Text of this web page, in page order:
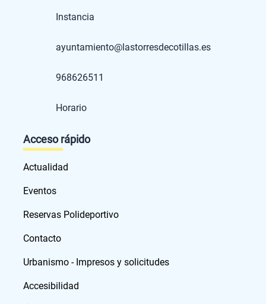
Instancia
ayuntamiento@lastorresdecotillas.es
968626511
Horario
Acceso rápido
Actualidad
Eventos
Reservas Polideportivo
Contacto
Urbanismo - Impresos y solicitudes
Accesibilidad